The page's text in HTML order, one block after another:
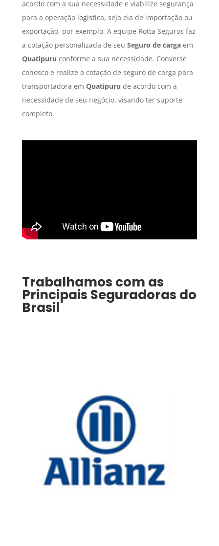
acordo com a sua necessidade e viabilize segurança
para a operação logística, seja ela de importação ou
exportação, por exemplo. A equipe Rotta Seguros faz
a cotação personalizada de seu Seguro de cargaem
Quatipuru conforme a sua necessidade. Converse
conosco e realize a cotação de seguro de carga para
transportadora em Quatipuru de acordo com a
necessidade de seu negócio, visando ter suporte
completo.
Trabalhamos com as
Principais Seguradoras do
Brasil